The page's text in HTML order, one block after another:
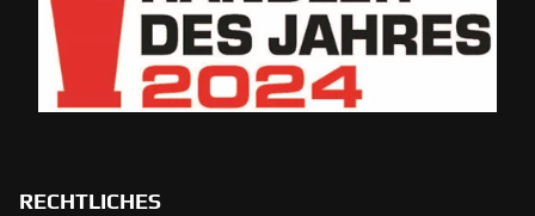
RECHTLICHES